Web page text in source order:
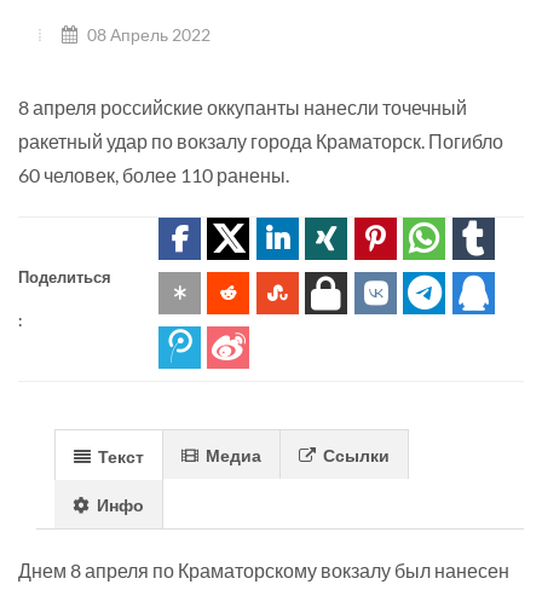
08 Апрель 2022
8 апреля российские оккупанты нанесли точечный
ракетный удар по вокзалу города Краматорск. Погибло
60 человек, более 110 ранены.
Поделиться
:
Текст Медиа Ссылки
Инфо
Днем 8 апреля по Краматорскому вокзалу был нанесен